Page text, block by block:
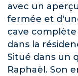
avec un
fermée et
cave
dans la
Situé dans un
Raphaël. Son